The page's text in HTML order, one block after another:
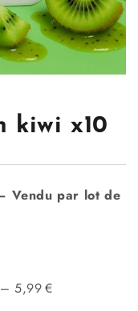
kiwi x10
Vendu par lot de
5,99 €